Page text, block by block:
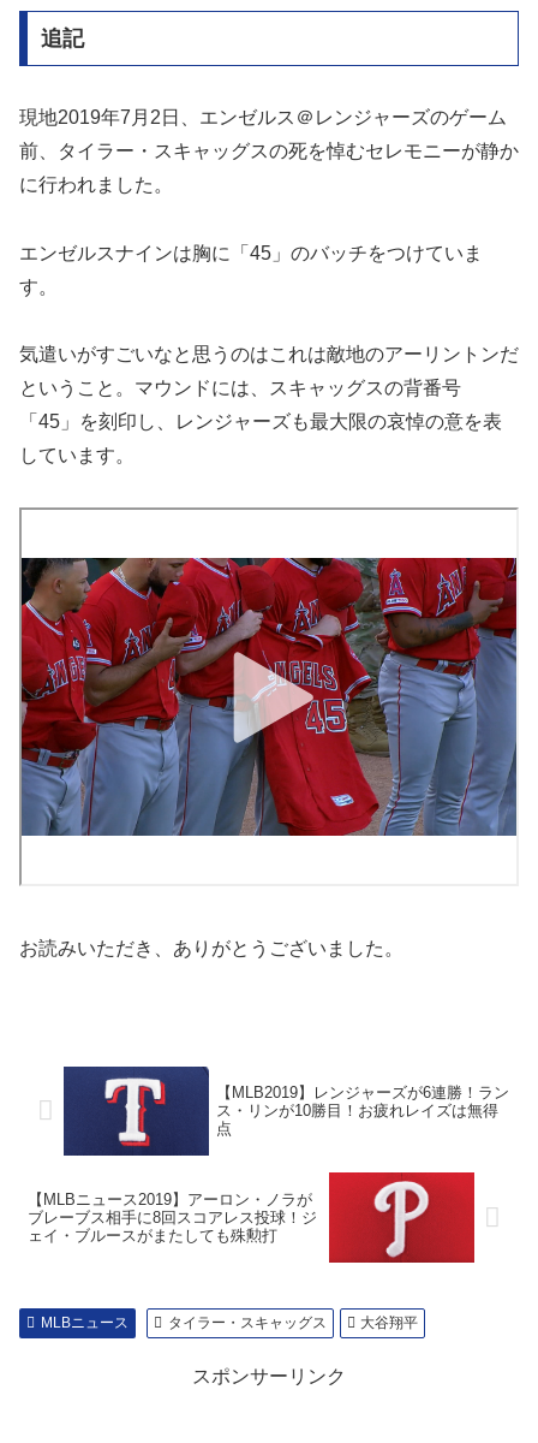
追記
現地2019年7月2日、エンゼルス＠レンジャーズのゲーム
前、タイラー・スキャッグスの死を悼むセレモニーが静か
に行われました。
エンゼルスナインは胸に「45」のバッチをつけていま
す。
気遣いがすごいなと思うのはこれは敵地のアーリントンだ
ということ。マウンドには、スキャッグスの背番号
「45」を刻印し、レンジャーズも最大限の哀悼の意を表
しています。
お読みいただき、ありがとうございました。
【MLB2019】レンジャーズが6連勝！ラン
ス・リンが10勝目！お疲れレイズは無得
点
【MLBニュース2019】アーロン・ノラが
ブレーブス相手に8回スコアレス投球！ジ
ェイ・ブルースがまたしても殊勲打
MLBニュース タイラー・スキャッグス 大谷翔平
スポンサーリンク